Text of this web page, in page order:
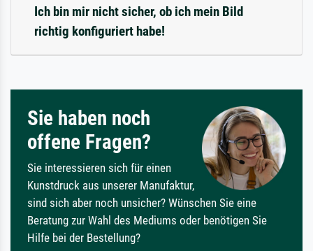
Ich bin mir nicht sicher, ob ich mein Bild
richtig konfiguriert habe!
Sie haben noch
offene Fragen?
Sie interessieren sich für einen
Kunstdruck aus unserer Manufaktur,
sind sich aber noch unsicher? Wünschen Sie eine
Beratung zur Wahl des Mediums oder benötigen Sie
Hilfe bei der Bestellung?